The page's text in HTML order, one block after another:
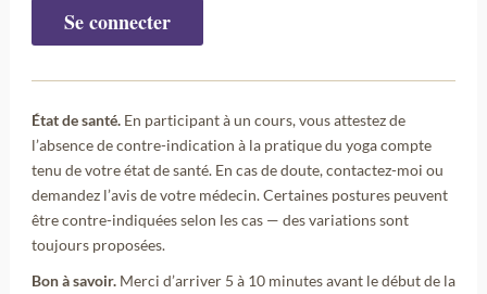
État de santé.En participant à un cours, vous attestez de
l’absence de contre-indication à la pratique du yoga compte
tenu de votre état de santé. En cas de doute, contactez-moi ou
demandez l’avis de votre médecin. Certaines postures peuvent
être contre-indiquées selon les cas — des variations sont
toujours proposées.
Bon à savoir.Merci d’arriver 5 à 10 minutes avant le début de la